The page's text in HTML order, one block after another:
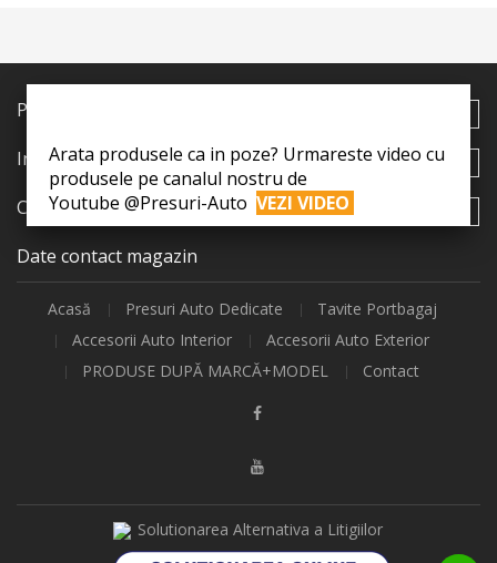
Produse
Informații
Contul tău
Date contact magazin
Acasă Presuri Auto Dedicate
Tavite Portbagaj
Accesorii Auto Interior
Accesorii Auto Exterior
PRODUSE DUPĂ MARCĂ+MODEL
Contact
Arata produsele ca in poze? Urmareste video cu
produsele pe canalul nostru de
Youtube @Presuri-Auto VEZI VIDEO